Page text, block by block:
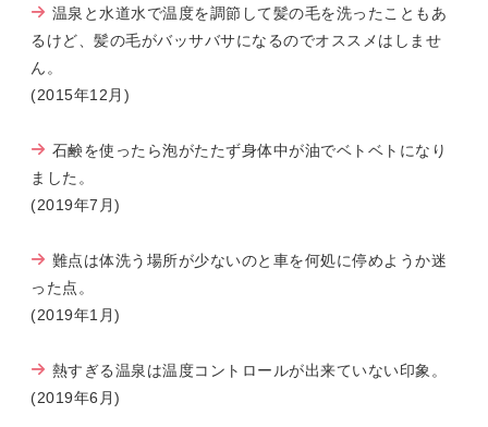
温泉と水道水で温度を調節して髪の毛を洗ったこともあ
るけど、髪の毛がバッサバサになるのでオススメはしませ
ん。
(2015年12月)
石鹸を使ったら泡がたたず身体中が油でベトベトになり
ました。
(2019年7月)
難点は体洗う場所が少ないのと車を何処に停めようか迷
った点。
(2019年1月)
熱すぎる温泉は温度コントロールが出来ていない印象。
(2019年6月)